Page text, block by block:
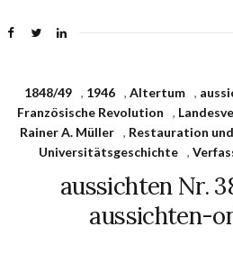
1848/49 , 1946 ,Altertum ,
Französische Revolution
,
Rainer A. Müller
, Restauration
Universitätsgeschichte ,
aussichten Nr.
aussichten-